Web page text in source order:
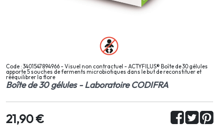
Code : 3401547894966 - Visuel non contractuel - ACTYFILUS® Boîte de 30 gélules
apporte 5 souches de ferments microbiotiques dans le but de reconstituer et
rééquilibrer la flore
Boîte de 30 gélules - Laboratoire CODIFRA
21,90 €